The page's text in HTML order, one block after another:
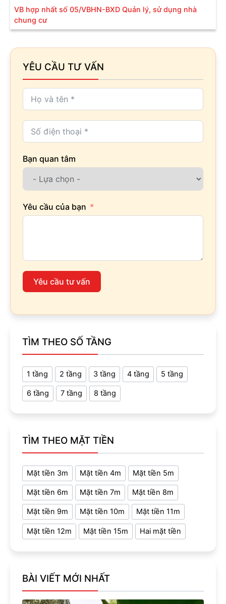
VB hợp nhất số 05/VBHN-BXD Quản lý, sử dụng nhà
chung cư
YÊU CẦU TƯ VẤN
Bạn quan tâm
Yêu cầu của bạn
Yêu cầu tư vấn
TÌM THEO SỐ TẦNG
1 tầng 2 tầng 3 tầng 4 tầng 5 tầng
6 tầng 7 tầng 8 tầng
TÌM THEO MẶT TIỀN
Mặt tiền 3m Mặt tiền 4m Mặt tiền 5m
Mặt tiền 6m Mặt tiền 7m Mặt tiền 8m
Mặt tiền 9m Mặt tiền 10m Mặt tiền 11m
Mặt tiền 12m Mặt tiền 15m Hai mặt tiền
BÀI VIẾT MỚI NHẤT